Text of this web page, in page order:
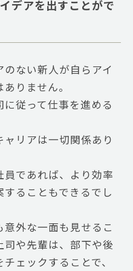
デアを出すことがで
ない新人が自らアイ
りません。
従って仕事を進める
リアは一切関係あり
であれば、より効率
ることもできるでし
外な一面も見せるこ
司や先輩は、部下や後
ェックすることで、